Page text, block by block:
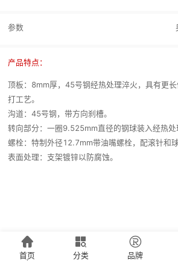
参数
产品特点：
顶板：8mm厚，45号钢经热处理淬火，具有更
打工艺。
沟道：45号钢，带方向刹槽。
转向部分：一圈9.525mm直径的钢球装入经热处
螺栓：特制外径12.7mm带油嘴螺栓，配滚针和球
表面处理：支架镀锌以防腐蚀。

首页

分类

品牌